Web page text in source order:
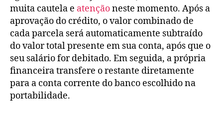
muita cautela e atençãoneste momento. Após a
aprovação do crédito, o valor combinado de
cada parcela será automaticamente subtraído
do valor total presente em sua conta, após que o
seu salário for debitado. Em seguida, a própria
financeira transfere o restante diretamente
para a conta corrente do banco escolhido na
portabilidade.